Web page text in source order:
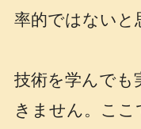
率的ではないと
技術を学んでも
きません。こ